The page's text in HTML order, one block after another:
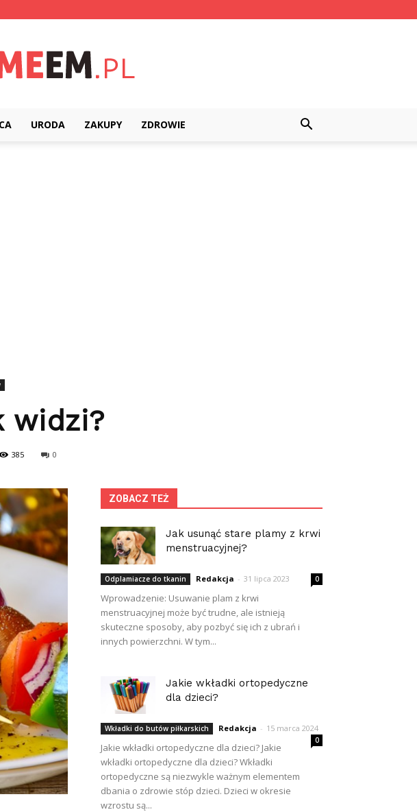
URODA ZAKUPY ZDROWIE
widzi?
385 0
ZOBACZ TEŻ
Jak usunąć stare plamy z krwi
menstruacyjnej?
Odplamiacze do tkanin Redakcja - 31 lipca 2023 0
Wprowadzenie: Usuwanie plam z krwi
menstruacyjnej może być trudne, ale istnieją
skuteczne sposoby, aby pozbyć się ich z ubrań i
innych powierzchni. W tym...
Jakie wkładki ortopedyczne
dla dzieci?
Wkładki do butów piłkarskich Redakcja - 15 marca 2024
0
Jakie wkładki ortopedyczne dla dzieci? Jakie
wkładki ortopedyczne dla dzieci? Wkładki
ortopedyczne są niezwykle ważnym elementem
dbania o zdrowie stóp dzieci. Dzieci w okresie
wzrostu są...